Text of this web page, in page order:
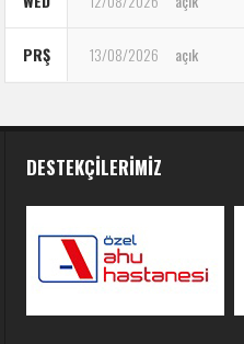
PRŞ 13/08/2026 açık
DESTEKÇILERIMIZ